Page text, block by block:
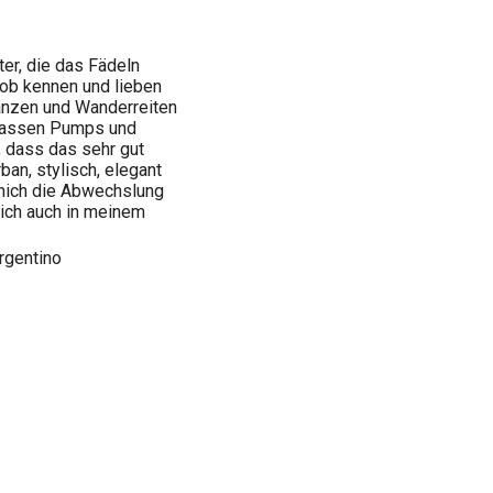
die das Fädeln
kennen und lieben
und Wanderreiten
Pumps und
dass das sehr gut
stylisch, elegant
die Abwechslung
auch in meinem